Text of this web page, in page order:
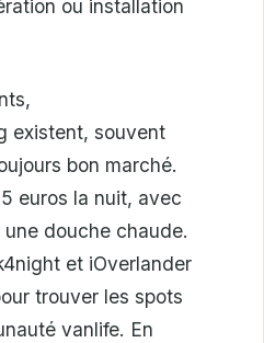
ou installation
existent, souvent
bon marché.
euros la nuit, avec
douche chaude.
et iOverlander
trouver les spots
vanlife. En